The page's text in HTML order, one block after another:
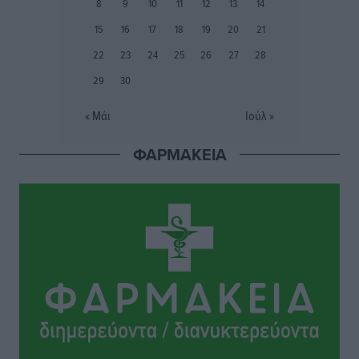
Ιάλυσος Β’: Νωρίς νωρίς μπήκαν στα βάσανα της
Εθνικός Αρχίπολης: Μεγάλο βήμα προόδου η ίδρυση
πριν 5 ώρες
ΠΑΜΕ ΣΤΟΙΧΗΜΑ: Περισσότερα από 95 εκατομμύρια
ευρώ σε κέρδη μοίρασε τον Ιούλιο
Αθλητικά• πριν 5 ώρες
Ολοκλήρωση του έργου αναβάθμισης των
15
16 17 18 19 20
21
22
23 24 25 26 27
28
29
30
« Μάι Ιούλ »
ΦΑΡΜΑΚΕΙΑ